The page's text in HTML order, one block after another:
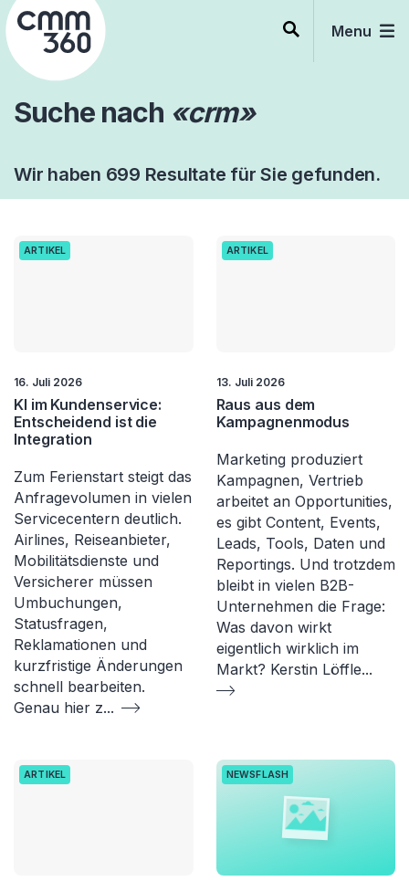
Skip
to
content
Menu
Suche nach «crm»
Wir haben 699 Resultate für Sie gefunden.
ARTIKEL
16. Juli 2026
KI im Kundenservice:
Entscheidend ist die
Integration
Zum Ferienstart steigt das
Anfragevolumen in vielen
Servicecentern deutlich.
Airlines, Reiseanbieter,
Mobilitätsdienste und
Versicherer müssen
Umbuchungen,
Statusfragen,
Reklamationen und
kurzfristige Änderungen
schnell bearbeiten.
Genau hier z...
ARTIKEL
13. Juli 2026
Raus aus dem
Kampagnenmodus
Marketing produziert
Kampagnen, Vertrieb
arbeitet an Opportunities,
es gibt Content, Events,
Leads, Tools, Daten und
Reportings. Und trotzdem
bleibt in vielen B2B-
Unternehmen die Frage:
Was davon wirkt
eigentlich wirklich im
Markt? Kerstin Löffle...
ARTIKEL NEWSFLASH